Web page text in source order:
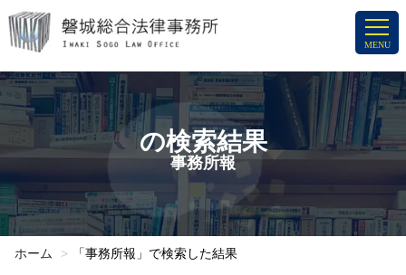
ン
ン
ツ
へ
キ
ッ
プ
MENU
の検索結果
事務所報
ホーム 「事務所報」で検索した結果